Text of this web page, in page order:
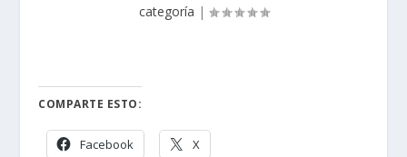
categoría |
COMPARTE ESTO:
Facebook X